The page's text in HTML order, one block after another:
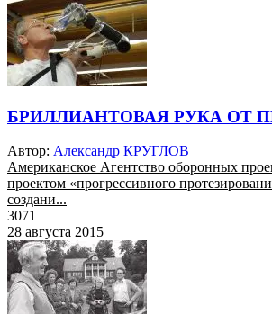
БРИЛЛИАНТОВАЯ РУКА ОТ
Автор: Александр КРУГЛОВ
Американское Агентство оборонных
проектом «прогрессивного
создани...
3071
28 августа 2015